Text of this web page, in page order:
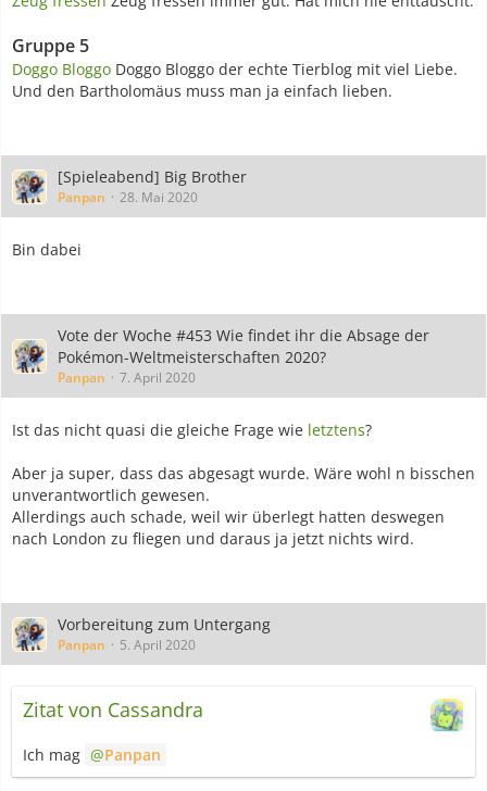
Gruppe 5
Doggo Bloggo Doggo Bloggo der echte Tierblog mit viel Liebe.
Und den Bartholomäus muss man ja einfach lieben.
[Spieleabend] Big Brother
Panpan 28. Mai 2020
Bin dabei
Vote der Woche #453 Wie findet ihr die Absage der
Pokémon-Weltmeisterschaften 2020?
Panpan 7. April 2020
Ist das nicht quasi die gleiche Frage wie letztens?
Aber ja super, dass das abgesagt wurde. Wäre wohl n bisschen
unverantwortlich gewesen.
Allerdings auch schade, weil wir überlegt hatten deswegen
nach London zu fliegen und daraus ja jetzt nichts wird.
Vorbereitung zum Untergang
Panpan 5. April 2020
Zitat von Cassandra
Ich mag Panpan